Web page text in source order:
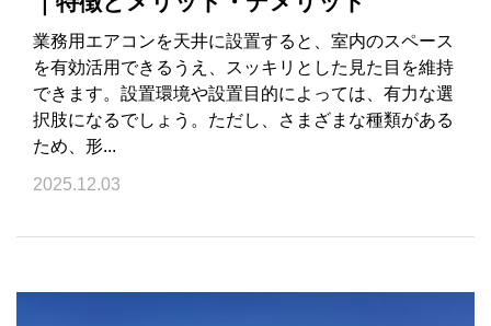
業務用エアコンを天井に設置すると、室内のスペース
を有効活用できるうえ、スッキリとした見た目を維持
できます。設置環境や設置目的によっては、有力な選
択肢になるでしょう。ただし、さまざまな種類がある
ため、形...
2025.12.03